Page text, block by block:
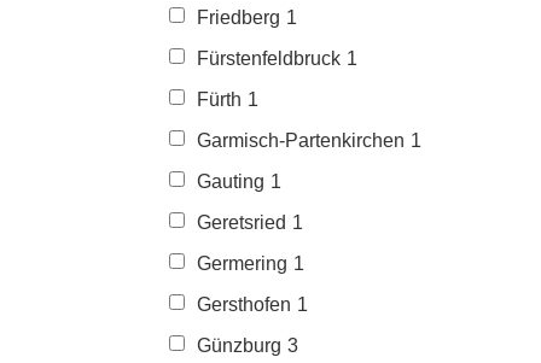
Friedberg 1
Fürstenfeldbruck 1
Fürth 1
Garmisch-Partenkirchen 1
Gauting 1
Geretsried 1
Germering 1
Gersthofen 1
Günzburg 3